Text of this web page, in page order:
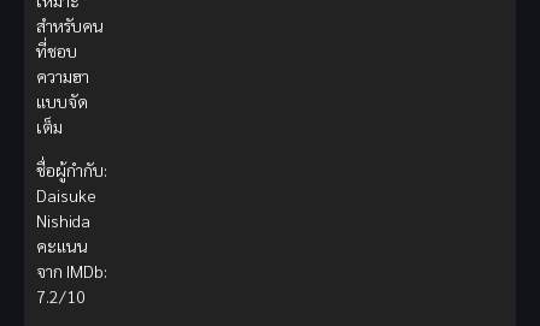
สำหรับคน
ที่ชอบ
ความฮา
แบบจัด
เต็ม
ชื่อผู้กำกับ:
Daisuke
Nishida
คะแนน
จาก IMDb:
7.2/10